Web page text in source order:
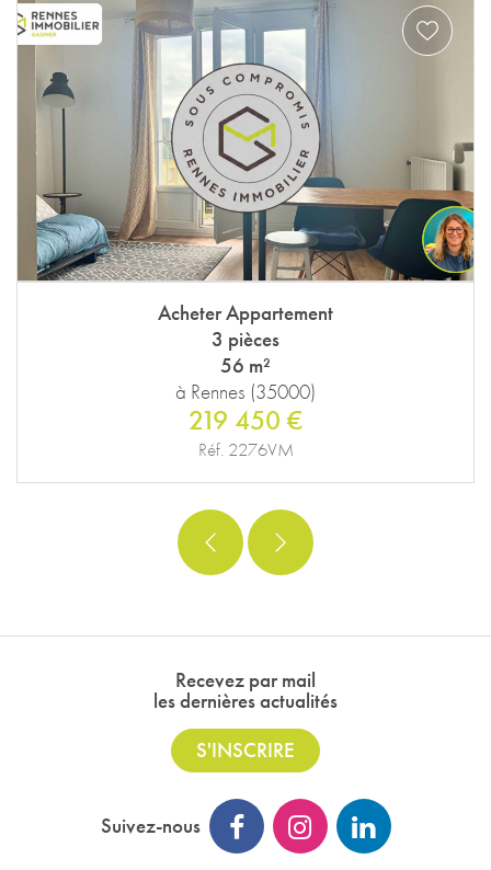
Acheter Appartement
3 pièces
56 m²
à Rennes (35000)
219 450 €
Réf. 2276VM
Recevez par mail
les dernières actualités
S'INSCRIRE
Suivez-nous